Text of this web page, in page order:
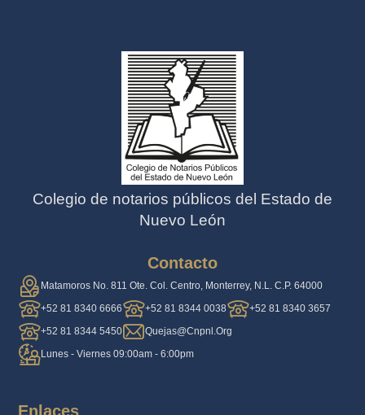
Colegio de notarios públicos del Estado de
Nuevo León
Contacto
Matamoros No. 811 Ote. Col. Centro, Monterrey, N.L. C.P. 64000
+52 81 8340 6666
+52 81 8344 0038
+52 81 8340 3657
+52 81 8344 5450
Quejas@cnpnl.org
Lunes - Viernes 09:00am - 6:00pm
Enlaces